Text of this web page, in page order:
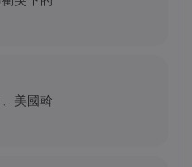
幣（Zcash，ZEC）
美國斡